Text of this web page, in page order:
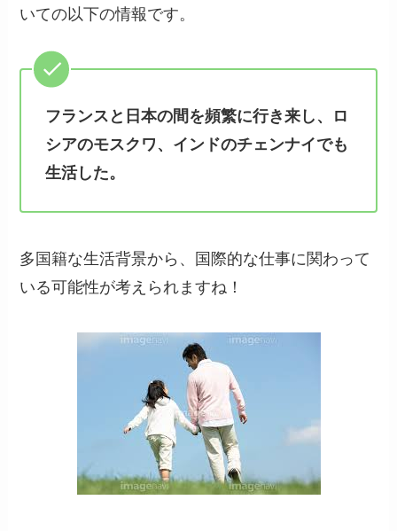
いての以下の情報です。
フランスと日本の間を頻繁に行き来し、ロ
シアのモスクワ、インドのチェンナイでも
生活した。
多国籍な生活背景から、国際的な仕事に関わって
いる可能性が考えられますね！